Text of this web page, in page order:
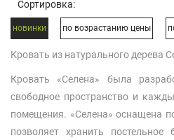
Сортировка:
новинки по возрастанию цены
Кровать из натурального дерева
Кровать «Селена» была
свободное пространство и
помещения. «Селена» оснащена
позволяет хранить